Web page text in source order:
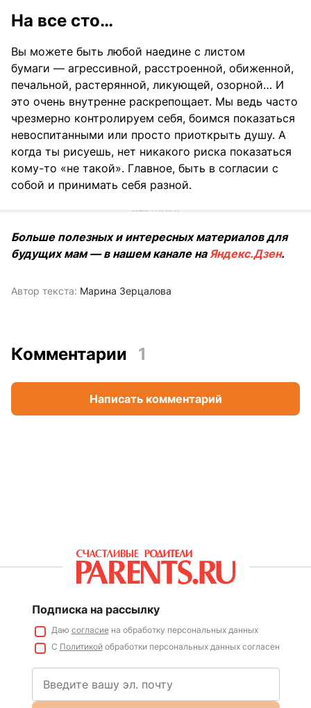
На все сто…
Вы можете быть любой наедине с листом
бумаги — агрессивной, расстроенной, обиженной,
печальной, растерянной, ликующей, озорной… И
это очень внутренне раскрепощает. Мы ведь часто
чрезмерно контролируем себя, боимся показаться
невоспитанными или просто приоткрыть душу. А
когда ты рисуешь, нет никакого риска показаться
кому-то «не такой». Главное, быть в согласии с
собой и принимать себя разной.
Больше полезных и интересных материалов для
будущих мам — в нашем канале наЯндекс.Дзен.
Автор текста: Марина Зерцалова
Комментарии 1
Написать комментарий
Подписка на рассылку
Даю согласиена обработку персональных данных
С Политикойобработки персональных данных согласен